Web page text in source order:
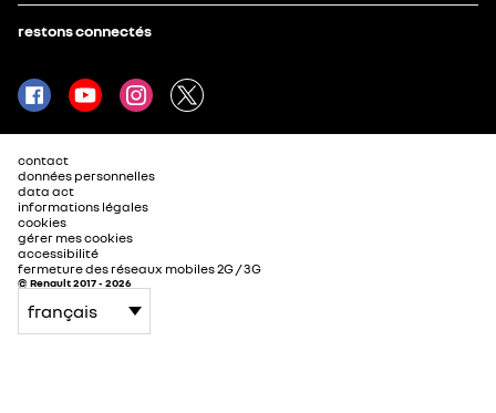
restons connectés
contact
données personnelles
data act
informations légales
cookies
gérer mes cookies
accessibilité
fermeture des réseaux mobiles 2G / 3G
© Renault 2017 - 2026